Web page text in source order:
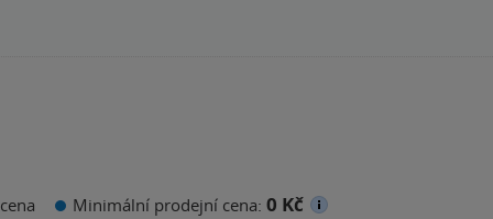
Minimální prodejní cena: 0 Kč